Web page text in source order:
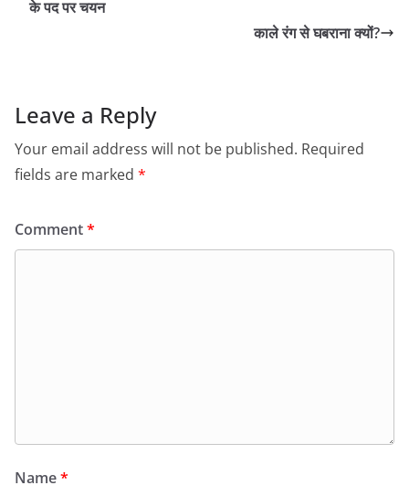
के पद पर चयन
काले रंग से घबराना क्यों?
Leave a Reply
Your email address will not be published. Required
fields are marked *
Comment*
Name*